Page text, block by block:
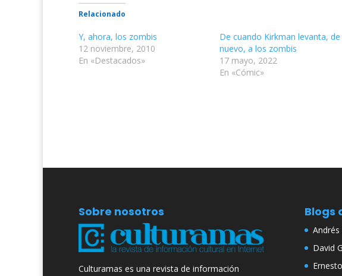
Relacionado
Y, ahora, los zombis
12 noviembre, 2010
En «Destacados»
De cuando Kirkman levanta, de
nuevo, a los zombis
17 mayo, 2022
En «Cómic»
Sobre nosotros
Culturamas es una revista de información
Blogs
David